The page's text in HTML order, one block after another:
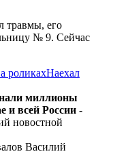
травмы, его
№ 9. Сейчас
роликахНаехал
миллионы
и всей России -
новостной
Василий